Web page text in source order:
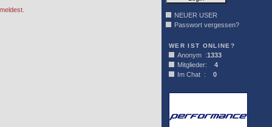
NEUER USER
Passwort vergessen?
WER IST ONLINE?
Anonym :1333
Mitglieder: 4
Im Chat : 0